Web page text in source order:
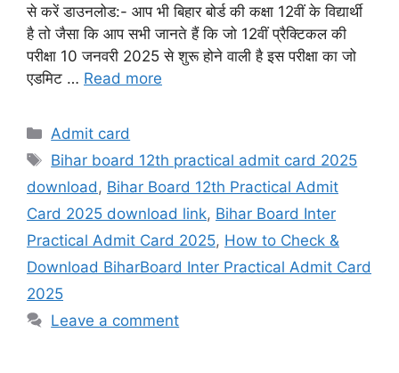
से करें डाउनलोड:- आप भी बिहार बोर्ड की कक्षा 12वीं के विद्यार्थी
है तो जैसा कि आप सभी जानते हैं कि जो 12वीं प्रैक्टिकल की
परीक्षा 10 जनवरी 2025 से शुरू होने वाली है इस परीक्षा का जो
एडमिट … Read more
Categories
Admit card
Tags
Bihar board 12th practical admit card 2025
download, Bihar Board 12th Practical Admit
Card 2025 download link, Bihar Board Inter
Practical Admit Card 2025, How to Check &
Download BiharBoard Inter Practical Admit Card
2025
Leave a comment